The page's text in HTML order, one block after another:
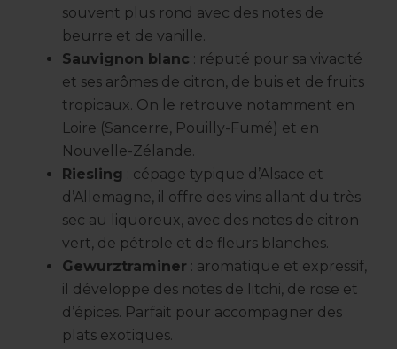
souvent plus rond avec des notes de
beurre et de vanille.
Sauvignon blanc : réputé pour sa vivacité
et ses arômes de citron, de buis et de fruits
tropicaux. On le retrouve notamment en
Loire (Sancerre, Pouilly-Fumé) et en
Nouvelle-Zélande.
Riesling : cépage typique d’Alsace et
d’Allemagne, il offre des vins allant du très
sec au liquoreux, avec des notes de citron
vert, de pétrole et de fleurs blanches.
Gewurztraminer : aromatique et expressif,
il développe des notes de litchi, de rose et
d’épices. Parfait pour accompagner des
plats exotiques.